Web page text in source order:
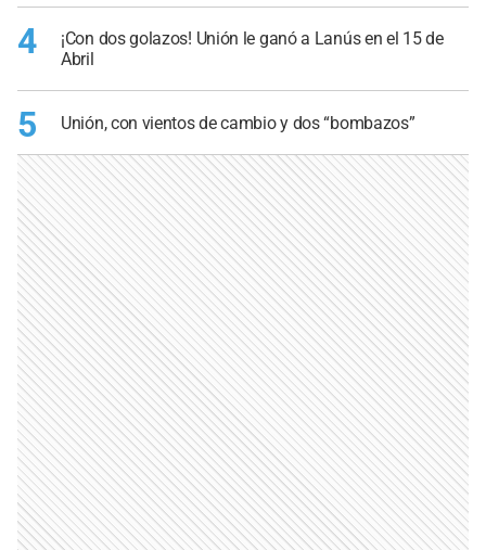
4
¡Con dos golazos! Unión le ganó a Lanús en el 15 de
Abril
5 Unión, con vientos de cambio y dos “bombazos”